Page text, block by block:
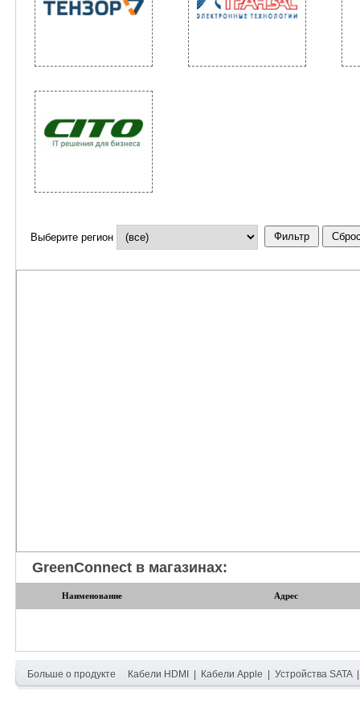
Выберите регион
GreenConnect в магазинах:
Наименование Адрес
Больше о продукте Кабели HDMI Кабели Apple Устройства SATA